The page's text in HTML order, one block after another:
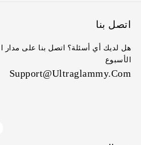
اتصل بنا
هل لديك أي أسئلة؟ اتصل بنا على مدار
الأسبوع
Support@ultraglammy.com